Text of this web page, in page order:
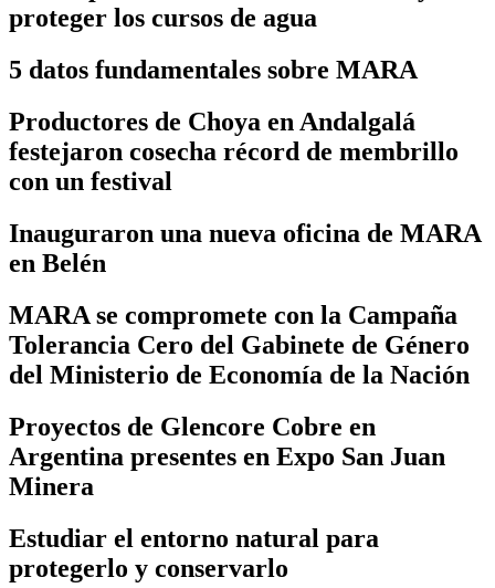
proteger los cursos de agua
5 datos fundamentales sobre MARA
Productores de Choya en Andalgalá
festejaron cosecha récord de membrillo
con un festival
Inauguraron una nueva oficina de MARA
en Belén
MARA se compromete con la Campaña
Tolerancia Cero del Gabinete de Género
del Ministerio de Economía de la Nación
Proyectos de Glencore Cobre en
Argentina presentes en Expo San Juan
Minera
Estudiar el entorno natural para
protegerlo y conservarlo